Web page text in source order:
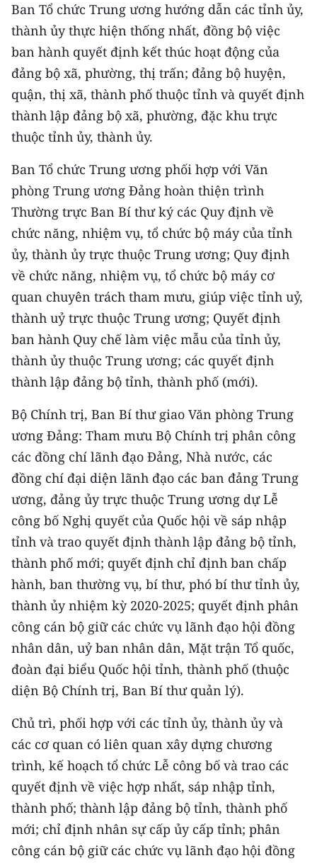
Ban Tổ chức Trung ương hướng dẫn các tỉnh ủy,
thành ủy thực hiện thống nhất, đồng bộ việc
ban hành quyết định kết thúc hoạt động của
đảng bộ xã, phường, thị trấn; đảng bộ huyện,
quận, thị xã, thành phố thuộc tỉnh và quyết định
thành lập đảng bộ xã, phường, đặc khu trực
thuộc tỉnh ủy, thành ủy.
Ban Tổ chức Trung ương phối hợp với Văn
phòng Trung ương Đảng hoàn thiện trình
Thường trực Ban Bí thư ký các Quy định về
chức năng, nhiệm vụ, tổ chức bộ máy của tỉnh
ủy, thành ủy trực thuộc Trung ương; Quy định
về chức năng, nhiệm vụ, tổ chức bộ máy cơ
quan chuyên trách tham mưu, giúp việc tỉnh uỷ,
thành uỷ trực thuộc Trung ương; Quyết định
ban hành Quy chế làm việc mẫu của tỉnh ủy,
thành ủy thuộc Trung ương; các quyết định
thành lập đảng bộ tỉnh, thành phố (mới).
Bộ Chính trị, Ban Bí thư giao Văn phòng Trung
ương Đảng: Tham mưu Bộ Chính trị phân công
các đồng chí lãnh đạo Đảng, Nhà nước, các
đồng chí đại diện lãnh đạo các ban đảng Trung
ương, đảng ủy trực thuộc Trung ương dự Lễ
công bố Nghị quyết của Quốc hội về sáp nhập
tỉnh và trao quyết định thành lập đảng bộ tỉnh,
thành phố mới; quyết định chỉ định ban chấp
hành, ban thường vụ, bí thư, phó bí thư tỉnh ủy,
thành ủy nhiệm kỳ 2020-2025; quyết định phân
công cán bộ giữ các chức vụ lãnh đạo hội đồng
nhân dân, uỷ ban nhân dân, Mặt trận Tổ quốc,
đoàn đại biểu Quốc hội tỉnh, thành phố (thuộc
diện Bộ Chính trị, Ban Bí thư quản lý).
Chủ trì, phối hợp với các tỉnh ủy, thành ủy và
các cơ quan có liên quan xây dựng chương
trình, kế hoạch tổ chức Lễ công bố và trao các
quyết định về việc hợp nhất, sáp nhập tỉnh,
thành phố; thành lập đảng bộ tỉnh, thành phố
mới; chỉ định nhân sự cấp ủy cấp tỉnh; phân
công cán bộ giữ các chức vụ lãnh đạo hội đồng